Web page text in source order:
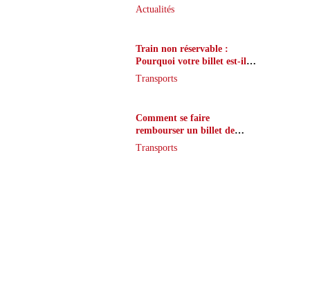
que peu de joueurs
Actualités
Train non réservable :
Pourquoi votre billet est-il
inaccessible ?
Transports
Comment se faire
rembourser un billet de
train en cas de retard ?
Transports